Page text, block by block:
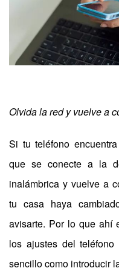
Olvida la red y vuelve a
Si tu teléfono
que se conecte a la
inalámbrica y vuelve a
tu casa haya
avisarte. Por lo que ahí
los ajustes del
sencillo como introducir